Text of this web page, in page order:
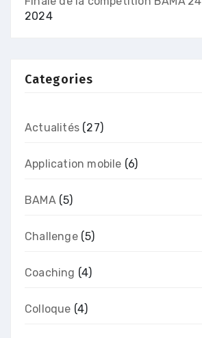
2024
Categories
Actualités (27)
Application mobile (6)
BAMA(5)
Challenge(5)
Coaching (4)
Colloque (4)